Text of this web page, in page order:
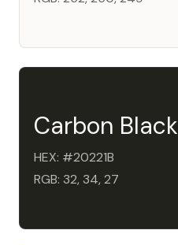
Carbon Black
HEX: #20221B
RGB: 32, 34, 27